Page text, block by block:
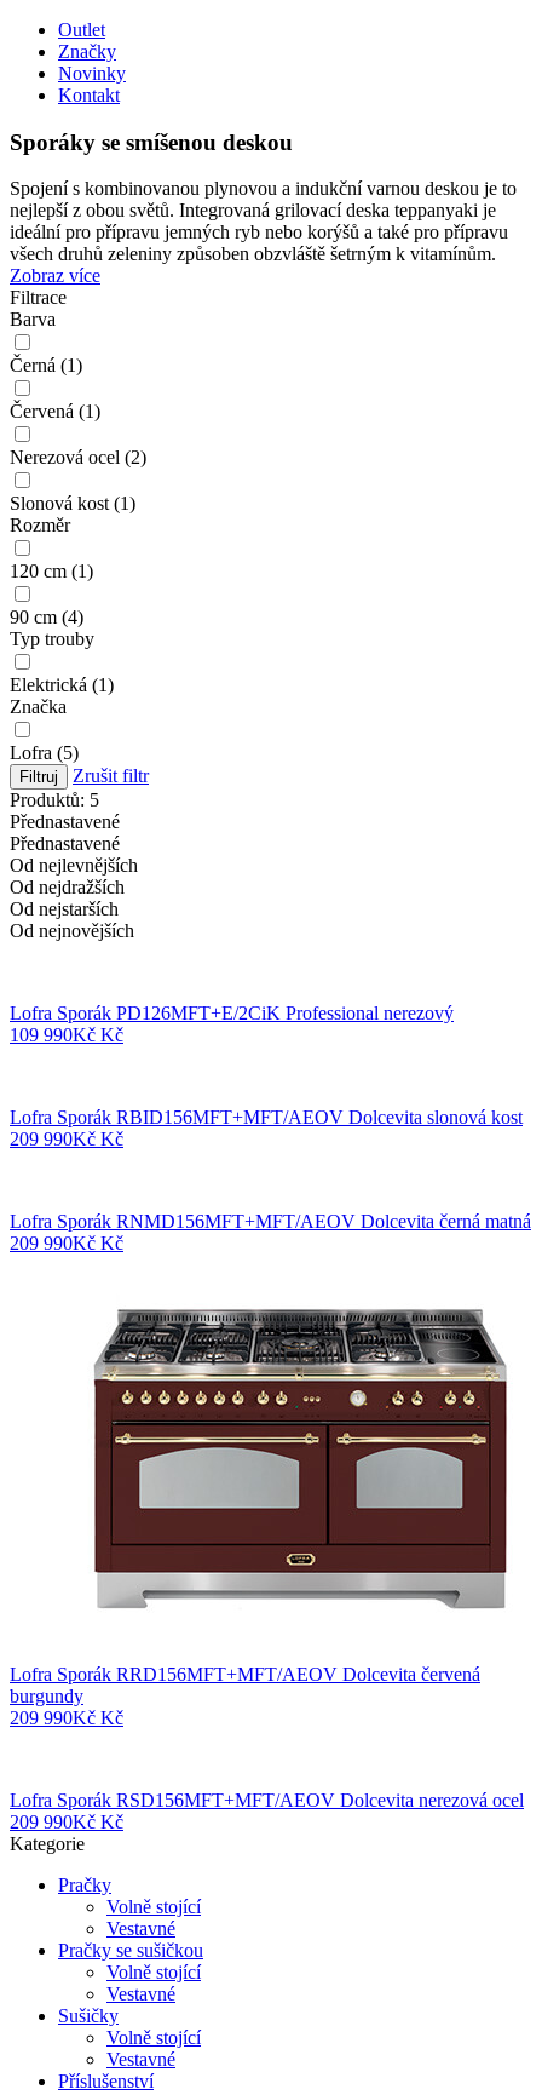
Outlet
Značky
Novinky
Kontakt
Sporáky se smíšenou deskou
Spojení s kombinovanou plynovou a indukční varnou deskou je to
nejlepší z obou světů. Integrovaná grilovací deska teppanyaki je
ideální pro přípravu jemných ryb nebo korýšů a také pro přípravu
všech druhů zeleniny způsoben obzvláště šetrným k vitamínům.
Zobraz více
Filtrace
Barva
Černá (1)
Červená (1)
Nerezová ocel (2)
Slonová kost (1)
Rozměr
120 cm (1)
90 cm (4)
Typ trouby
Elektrická (1)
Značka
Lofra (5)
Filtruj
Zrušit filtr
Produktů: 5
Přednastavené
Přednastavené
Od nejlevnějších
Od nejdražších
Od nejstarších
Od nejnovějších
Lofra Sporák PD126MFT+E/2CiK Professional nerezový
109 990Kč Kč
Lofra Sporák RBID156MFT+MFT/AEOV Dolcevita slonová kost
209 990Kč Kč
Lofra Sporák RNMD156MFT+MFT/AEOV Dolcevita černá matná
209 990Kč Kč
Lofra Sporák RRD156MFT+MFT/AEOV Dolcevita červená
burgundy
209 990Kč Kč
Lofra Sporák RSD156MFT+MFT/AEOV Dolcevita nerezová ocel
209 990Kč Kč
Kategorie
Pračky
Volně stojící
Vestavné
Pračky se sušičkou
Volně stojící
Vestavné
Sušičky
Volně stojící
Vestavné
Příslušenství